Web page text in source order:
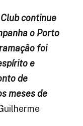
continue
o Porto
foi
e
de
meses de